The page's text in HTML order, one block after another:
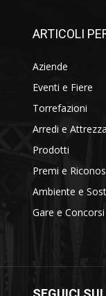
ARTICOLI
Aziende
Eventi e Fiere
Torrefazioni
Arredi e
Prodotti
Premi e
Ambiente e
Gare e Concorsi